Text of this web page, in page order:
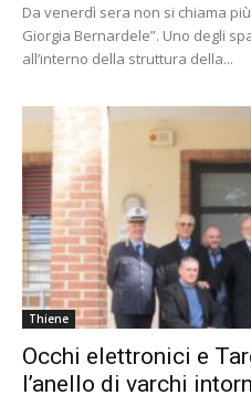
Da venerdì sera non si chiama
Giorgia Bernardele”. Uno degli
all’interno della struttura della...
Thiene
Occhi elettronici e
l’anello di varchi